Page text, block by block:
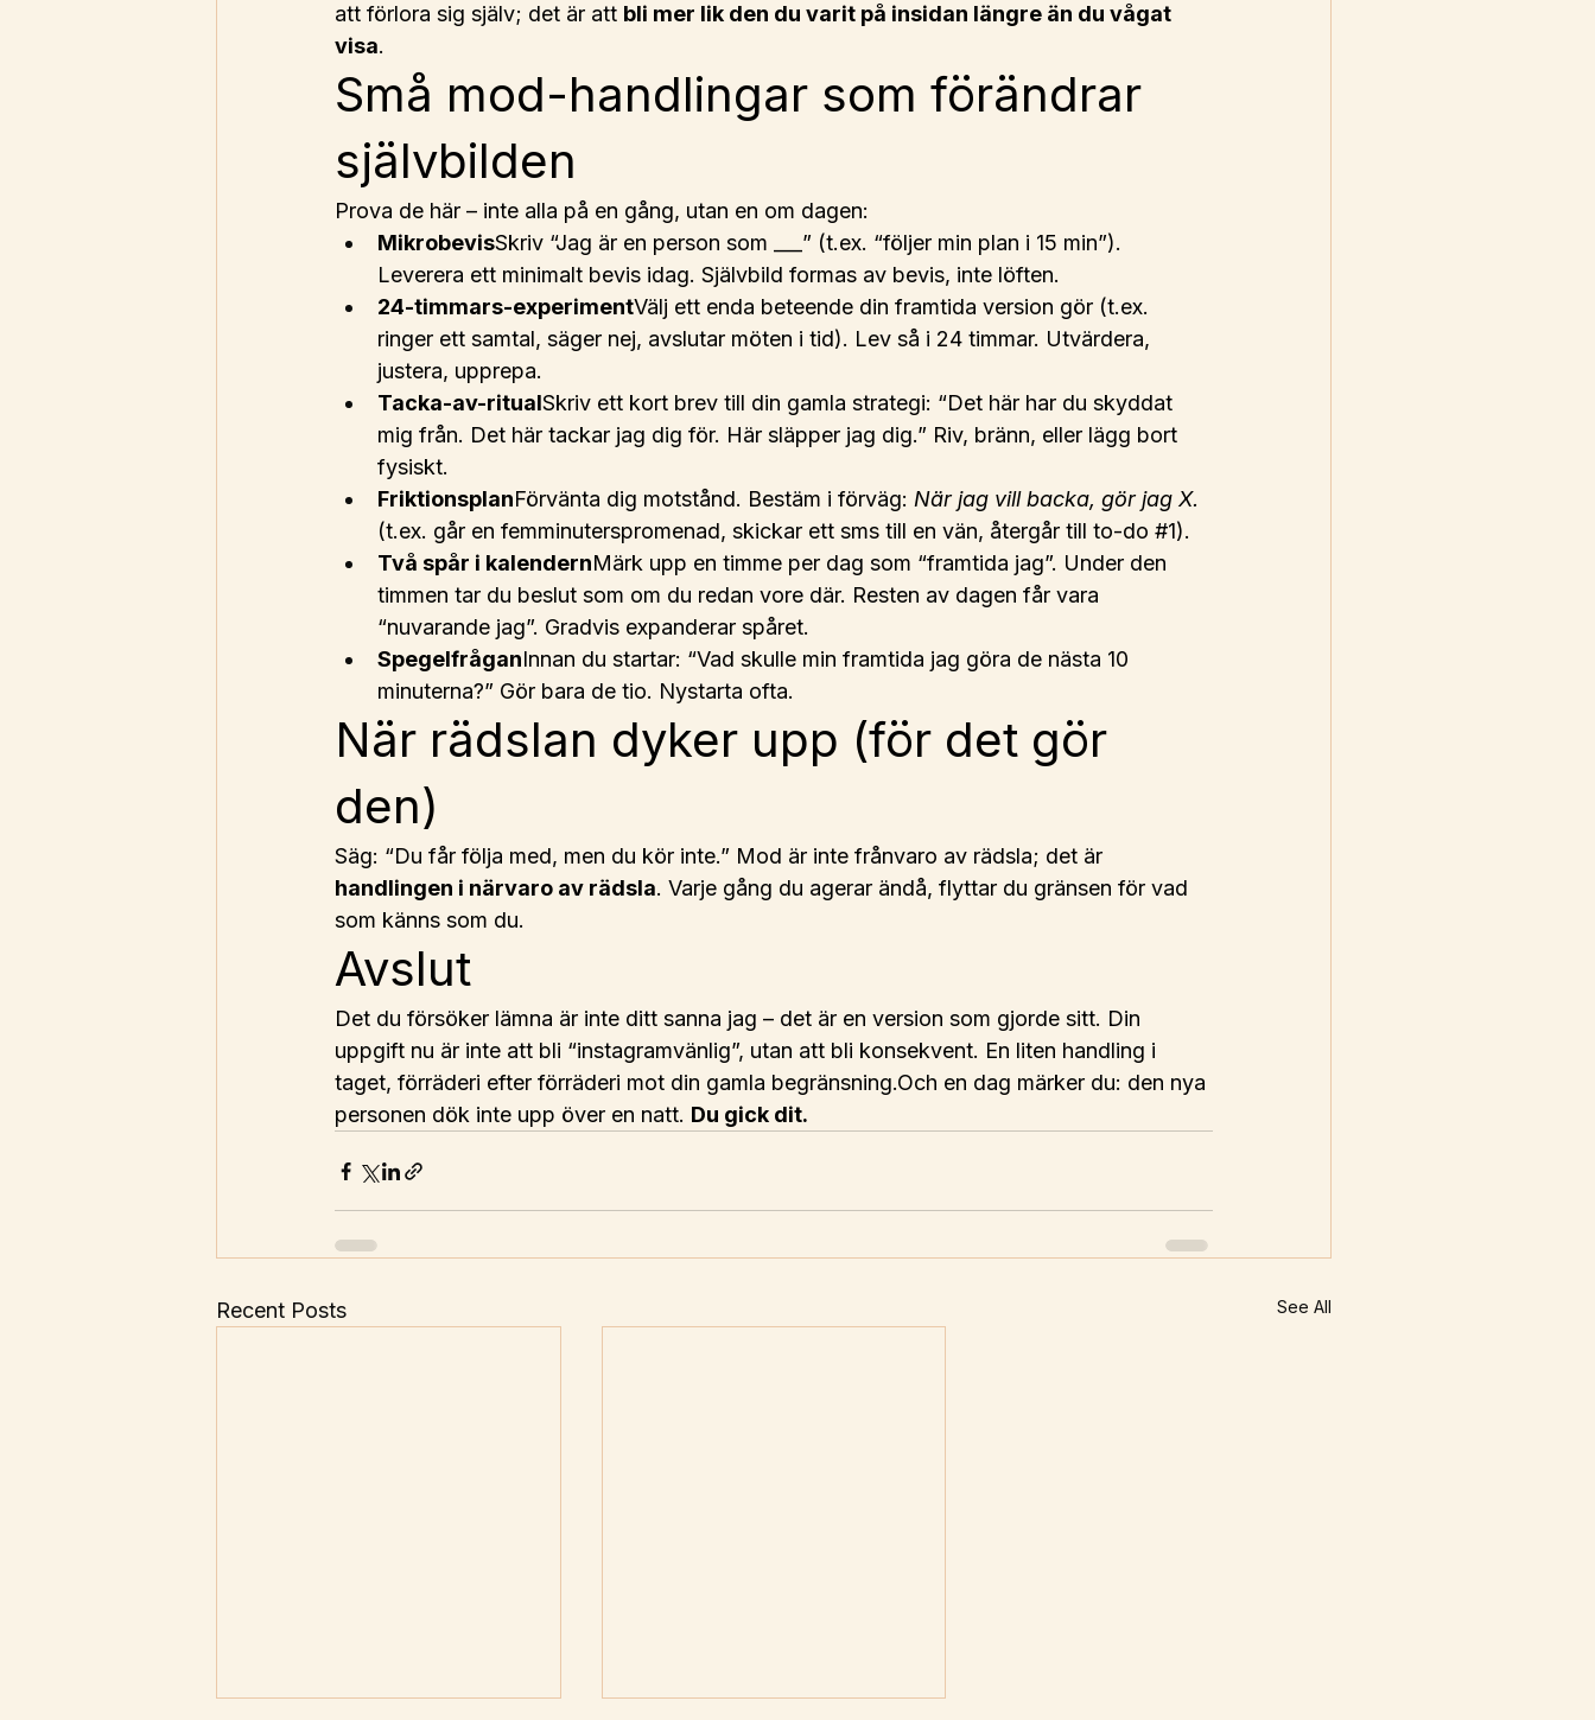
att förlora sig själv; det är att bli mer lik den du varit på insidan längre än du vågat
visa.
Små mod-handlingar som förändrar
självbilden
Prova de här – inte alla på en gång, utan en om dagen:
MikrobevisSkriv “Jag är en person som ___” (t.ex. “följer min plan i 15 min”).
Leverera ett minimalt bevis idag. Självbild formas av bevis, inte löften.
24-timmars-experimentVälj ett enda beteende din framtida version gör (t.ex.
ringer ett samtal, säger nej, avslutar möten i tid). Lev så i 24 timmar. Utvärdera,
justera, upprepa.
Tacka-av-ritualSkriv ett kort brev till din gamla strategi: “Det här har du skyddat
mig från. Det här tackar jag dig för. Här släpper jag dig.” Riv, bränn, eller lägg bort
fysiskt.
FriktionsplanFörvänta dig motstånd. Bestäm i förväg: När jag vill backa, gör jag X.
(t.ex. går en femminuterspromenad, skickar ett sms till en vän, återgår till to-do #1).
Två spår i kalendernMärk upp en timme per dag som “framtida jag”. Under den
timmen tar du beslut som om du redan vore där. Resten av dagen får vara
“nuvarande jag”. Gradvis expanderar spåret.
SpegelfråganInnan du startar: “Vad skulle min framtida jag göra de nästa 10
minuterna?” Gör bara de tio. Nystarta ofta.
När rädslan dyker upp (för det gör
den)
Säg: “Du får följa med, men du kör inte.” Mod är inte frånvaro av rädsla; det är
handlingen i närvaro av rädsla. Varje gång du agerar ändå, flyttar du gränsen för vad
som känns som du.
Avslut
Det du försöker lämna är inte ditt sanna jag – det är en version som gjorde sitt. Din
uppgift nu är inte att bli “instagramvänlig”, utan att bli konsekvent. En liten handling i
taget, förräderi efter förräderi mot din gamla begränsning.Och en dag märker du: den nya
personen dök inte upp över en natt. Du gick dit.
Recent Posts See All